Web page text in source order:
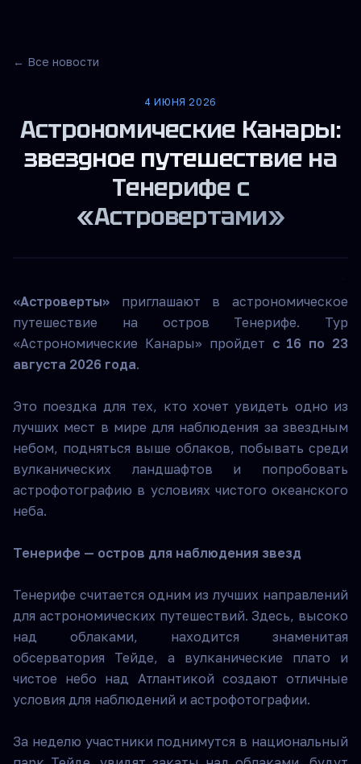
← Все новости
4 ИЮНЯ 2026
Астрономические Канары:
звездное путешествие на
Тенерифе с
«Астровертами»
«Астроверты» приглашают в астрономическое
путешествие на остров Тенерифе. Тур
«Астрономические Канары» пройдет с 16 по 23
августа 2026 года.
Это поездка для тех, кто хочет увидеть одно из
лучших мест в мире для наблюдения за звездным
небом, подняться выше облаков, побывать среди
вулканических ландшафтов и попробовать
астрофотографию в условиях чистого океанского
неба.
Тенерифе — остров для наблюдения звезд
Тенерифе считается одним из лучших направлений
для астрономических путешествий. Здесь, высоко
над облаками, находится знаменитая
обсерватория Тейде, а вулканические плато и
чистое небо над Атлантикой создают отличные
условия для наблюдений и астрофотографии.
За неделю участники поднимутся в национальный